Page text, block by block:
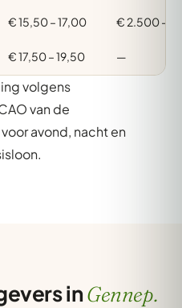
€ 15,50 – 17,00 € 2.500 –
€ 17,50 – 19,50 —
volgens
van de
avond, nacht en
inGennep.